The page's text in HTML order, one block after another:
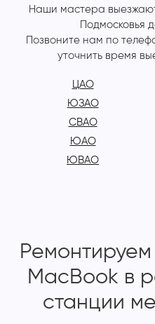
Наши мастера
Подмосковья
Позвоните нам по
уточнить время
ЦАО
ЮЗАО
СВАО
ЮАО
ЮВАО
Ремонтируем
MacBook в
станции